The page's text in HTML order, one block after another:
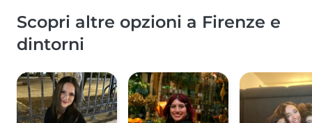
Scopri altre opzioni a Firenze e
dintorni